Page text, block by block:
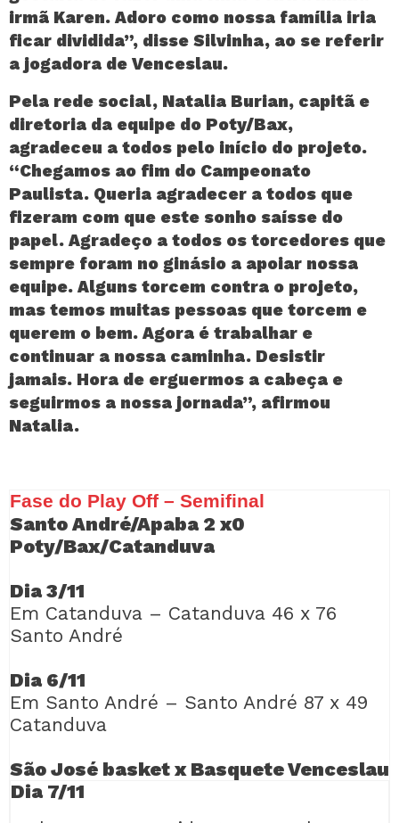
irmã Karen. Adoro como nossa família iria
ficar dividida”, disse Silvinha, ao se referir
a jogadora de Venceslau.
Pela rede social, Natalia Burian, capitã e
diretoria da equipe do Poty/Bax,
agradeceu a todos pelo início do projeto.
“Chegamos ao fim do Campeonato
Paulista. Queria agradecer a todos que
fizeram com que este sonho saísse do
papel. Agradeço a todos os torcedores que
sempre foram no ginásio a apoiar nossa
equipe. Alguns torcem contra o projeto,
mas temos muitas pessoas que torcem e
querem o bem. Agora é trabalhar e
continuar a nossa caminha. Desistir
jamais. Hora de erguermos a cabeça e
seguirmos a nossa jornada”, afirmou
Natalia.
Fase do Play Off – Semifinal
Santo André/Apaba 2 x0
Poty/Bax/Catanduva
Dia 3/11
Em Catanduva – Catanduva 46 x 76
Santo André
Dia 6/11
Em Santo André – Santo André 87 x 49
Catanduva
São José basket x Basquete Venceslau
Dia 7/11